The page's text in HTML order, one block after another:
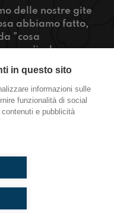
delle nostre gite
abbiamo fatto,
"cosa
su un'isola
in questo sito
informazioni sulle
funzionalità di social
e pubblicità